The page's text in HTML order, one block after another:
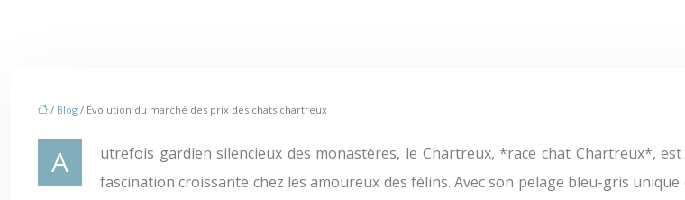
/ Blog / Évolution du marché des prix des chats chartreux
Autrefois gardien silencieux des monastères, le Chartreux, *race chat Chartreux*, est aujourd’hui l’une des races de chat les plus recherchées, suscitant une
fascination croissante chez les amoureux des félins. Avec son pelage bleu-gris